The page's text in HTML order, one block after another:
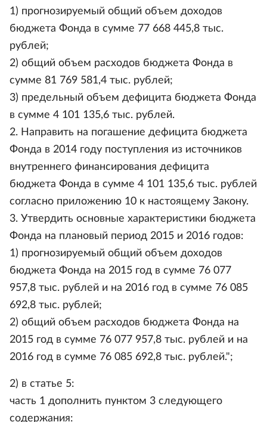
1) прогнозируемый общий объем доходов
бюджета Фонда в сумме 77 668 445,8 тыс.
рублей;
2) общий объем расходов бюджета Фонда в
сумме 81 769 581,4 тыс. рублей;
3) предельный объем дефицита бюджета Фонда
в сумме 4 101 135,6 тыс. рублей.
2. Направить на погашение дефицита бюджета
Фонда в 2014 году поступления из источников
внутреннего финансирования дефицита
бюджета Фонда в сумме 4 101 135,6 тыс. рублей
согласно приложению 10 к настоящему Закону.
3. Утвердить основные характеристики бюджета
Фонда на плановый период 2015 и 2016 годов:
1) прогнозируемый общий объем доходов
бюджета Фонда на 2015 год в сумме 76 077
957,8 тыс. рублей и на 2016 год в сумме 76 085
692,8 тыс. рублей;
2) общий объем расходов бюджета Фонда на
2015 год в сумме 76 077 957,8 тыс. рублей и на
2016 год в сумме 76 085 692,8 тыс. рублей.";
2) в статье 5:
часть 1 дополнить пунктом 3 следующего
содержания: